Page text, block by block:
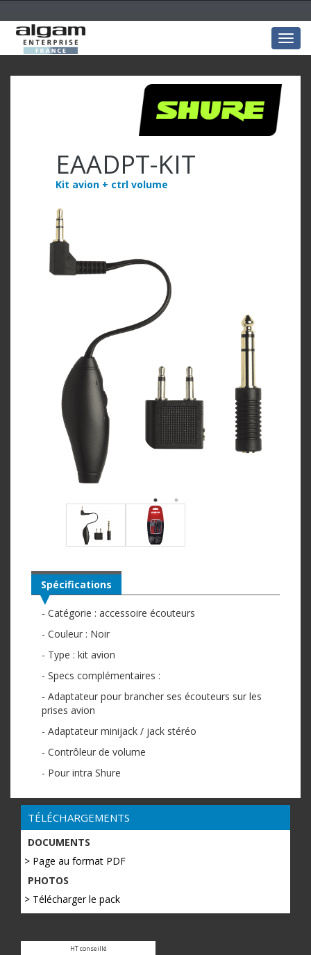
EAADPT-KIT
Kit avion + ctrl volume
Spécifications
- Catégorie : accessoire écouteurs
- Couleur : Noir
- Type : kit avion
- Specs complémentaires :
- Adaptateur pour brancher ses écouteurs sur les
prises avion
- Adaptateur minijack / jack stéréo
- Contrôleur de volume
- Pour intra Shure
TÉLÉCHARGEMENTS
DOCUMENTS
> Page au format PDF
PHOTOS
> Télécharger le pack
HT conseillé